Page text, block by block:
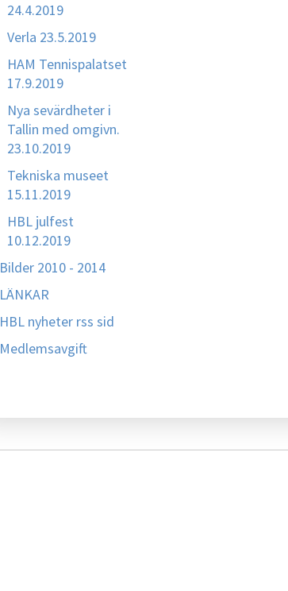
24.4.2019
Verla 23.5.2019
HAM Tennispalatset
17.9.2019
Nya sevärdheter i
Tallin med omgivn.
23.10.2019
Tekniska museet
15.11.2019
HBL julfest
10.12.2019
Bilder 2010 - 2014
LÄNKAR
HBL nyheter rss sid
Medlemsavgift